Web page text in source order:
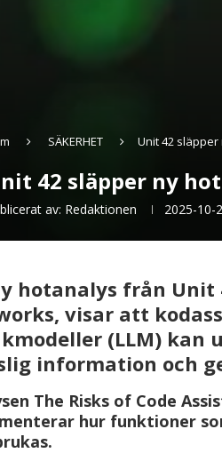
SÄKERHET Unit 42
42 släpper ny
av: Redaktionen 2025-10-
hotanalys från
visar att
(LLM)
information och
The Risks of Code
hur funktioner